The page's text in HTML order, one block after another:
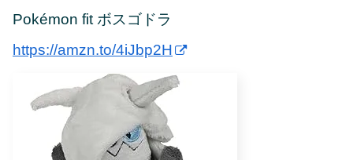
Pokémon fit ボスゴドラ
https://amzn.to/4iJbp2H